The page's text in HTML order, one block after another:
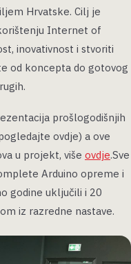
Hrvatske. Cilj je
Internet of
inovativnost i stvoriti
od koncepta do gotovog
prošlogodišnjih
ovdje) a ove
u projekt, više ovdje.Sve
Arduino opreme i
godine uključili i 20
iz razredne nastave.